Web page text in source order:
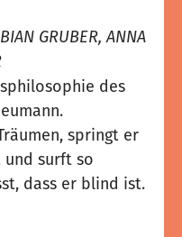
GRUBER, ANNA
des
springt er
und surft so
dass er blind ist.